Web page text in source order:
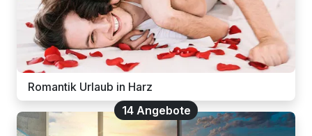
Romantik Urlaub in Harz
14 Angebote